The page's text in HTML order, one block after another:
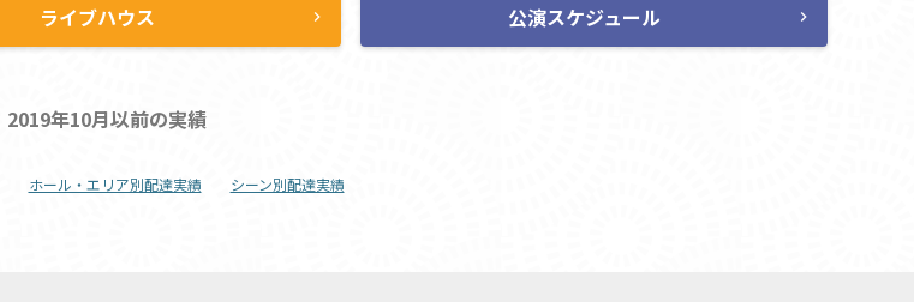
ライブハウス chevron_right 公演スケジュール chevron_right
2019年10月以前の実績
ホール・エリア別配達実績 シーン別配達実績